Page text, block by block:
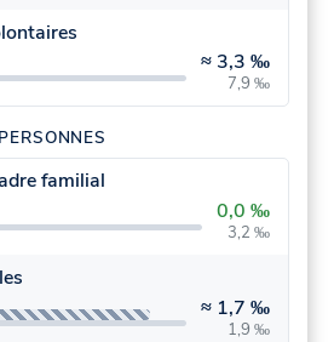
≈ 3,3 ‰
7,9 ‰
familial
0,0 ‰
3,2 ‰
≈ 1,7 ‰
1,9 ‰